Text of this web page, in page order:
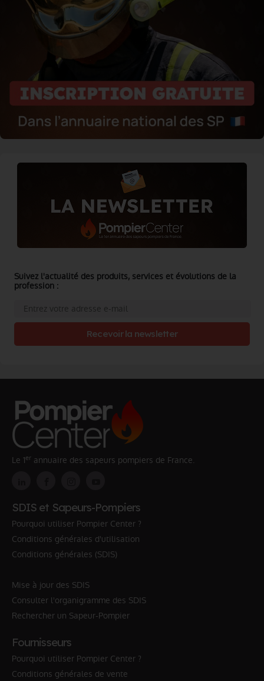
Suivez l'actualité des produits, services et évolutions de la
profession :
Recevoir la newsletter
Le 1er annuaire des sapeurs pompiers de France.
SDIS et Sapeurs-Pompiers
Pourquoi utiliser Pompier Center ?
Conditions générales d'utilisation
Conditions générales (SDIS)
Mise à jour des SDIS
Consulter l'organigramme des SDIS
Rechercher un Sapeur-Pompier
Fournisseurs
Pourquoi utiliser Pompier Center ?
Conditions générales de vente